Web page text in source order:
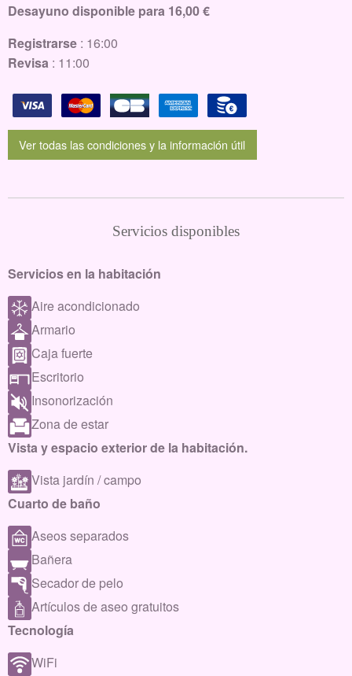
Desayuno disponible para 16,00 €
Registrarse : 16:00
Revisa : 11:00
Ver todas las condiciones y la información útil
Servicios disponibles
Servicios en la habitación
Aire acondicionado
Armario
Caja fuerte
Escritorio
Insonorización
Zona de estar
Vista y espacio exterior de la habitación.
Vista jardín / campo
Cuarto de baño
Aseos separados
Bañera
Secador de pelo
Artículos de aseo gratuitos
Tecnología
WiFi